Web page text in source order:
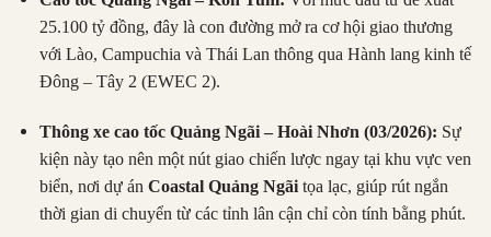
25.100 tỷ đồng, đây là con đường mở ra cơ hội giao thương
với Lào, Campuchia và Thái Lan thông qua Hành lang kinh tế
Đông – Tây 2 (EWEC 2).
Thông xe cao tốc Quảng Ngãi – Hoài Nhơn (03/2026): Sự
kiện này tạo nên một nút giao chiến lược ngay tại khu vực ven
biển, nơi dự án Coastal Quảng Ngãitọa lạc, giúp rút ngắn
thời gian di chuyển từ các tỉnh lân cận chỉ còn tính bằng phút.